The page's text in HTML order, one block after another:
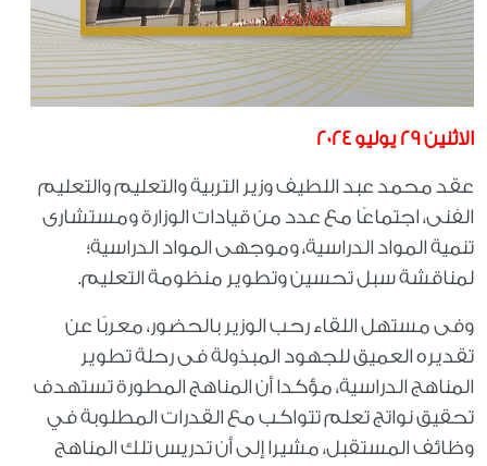
الاثنين 29 يوليو 2024
عقد محمد عبد اللطيف وزير التربية والتعليم والتعليم
الفنى، اجتماعًا مع عدد من قيادات الوزارة ومستشارى
تنمية المواد الدراسية، وموجهى المواد الدراسية؛
لمناقشة سبل تحسين وتطوير منظومة التعليم.
وفى مستهل اللقاء رحب الوزير بالحضور، معربًا عن
تقديره العميق للجهود المبذولة فى رحلة تطوير
المناهج الدراسية، مؤكدا أن المناهج المطورة تستهدف
تحقيق نواتج تعلم تتواكب مع القدرات المطلوبة في
وظائف المستقبل، مشيرا إلى أن تدريس تلك المناهج